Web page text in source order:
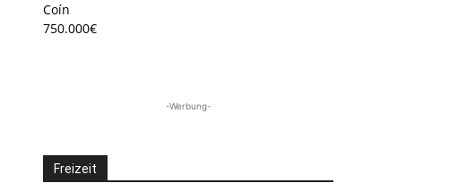
Coín
750.000€
-Werbung-
Freizeit